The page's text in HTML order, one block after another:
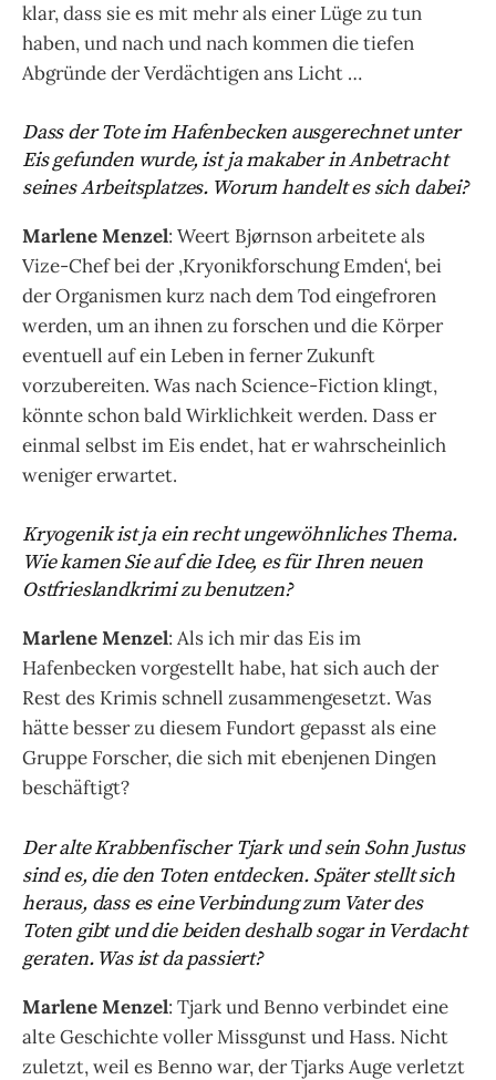
klar, dass sie es mit mehr als einer Lüge zu tun
haben, und nach und nach kommen die tiefen
Abgründe der Verdächtigen ans Licht …
Dass der Tote im Hafenbecken ausgerechnet unter
Eis gefunden wurde, ist ja makaber in Anbetracht
seines Arbeitsplatzes. Worum handelt es sich dabei?
Marlene Menzel: Weert Bjørnson arbeitete als
Vize-Chef bei der ‚Kryonikforschung Emden‘, bei
der Organismen kurz nach dem Tod eingefroren
werden, um an ihnen zu forschen und die Körper
eventuell auf ein Leben in ferner Zukunft
vorzubereiten. Was nach Science-Fiction klingt,
könnte schon bald Wirklichkeit werden. Dass er
einmal selbst im Eis endet, hat er wahrscheinlich
weniger erwartet.
Kryogenik ist ja ein recht ungewöhnliches Thema.
Wie kamen Sie auf die Idee, es für Ihren neuen
Ostfrieslandkrimi zu benutzen?
Marlene Menzel: Als ich mir das Eis im
Hafenbecken vorgestellt habe, hat sich auch der
Rest des Krimis schnell zusammengesetzt. Was
hätte besser zu diesem Fundort gepasst als eine
Gruppe Forscher, die sich mit ebenjenen Dingen
beschäftigt?
Der alte Krabbenfischer Tjark und sein Sohn Justus
sind es, die den Toten entdecken. Später stellt sich
heraus, dass es eine Verbindung zum Vater des
Toten gibt und die beiden deshalb sogar in Verdacht
geraten. Was ist da passiert?
Marlene Menzel: Tjark und Benno verbindet eine
alte Geschichte voller Missgunst und Hass. Nicht
zuletzt, weil es Benno war, der Tjarks Auge verletzt